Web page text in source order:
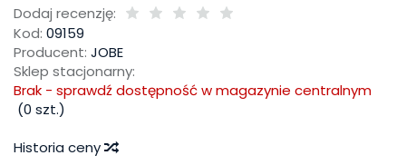
Dodaj recenzję:
Kod: 09159
Producent: JOBE
Sklep stacjonarny:
Brak - sprawdź dostępność w magazynie centralnym
(0 szt.)
Historia ceny